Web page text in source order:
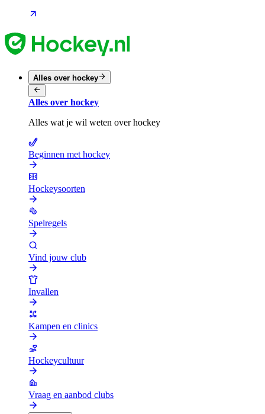
Alles over hockey
Alles over hockey
Alles wat je wil weten over hockey
Beginnen met hockey
Hockeysoorten
Spelregels
Vind jouw club
Invallen
Kampen en clinics
Hockeycultuur
Vraag en aanbod clubs